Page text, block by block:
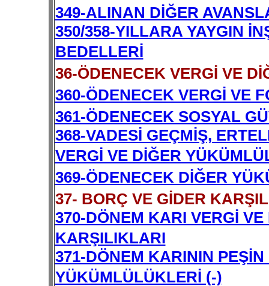
349-ALINAN DİĞER
350/358-YILLARA YAYGIN
BEDELLERİ
36-ÖDENECEK VERGİ VE
360-ÖDENECEK VERGİ VE
361-ÖDENECEK SOSYAL
368-VADESİ GEÇMİŞ,
VERGİ VE DİĞER
369-ÖDENECEK DİĞER
37- BORÇ VE GİDER
370-DÖNEM KARI VERGİ
KARŞILIKLARI
371-DÖNEM KARININ
YÜKÜMLÜLÜKLERİ (-)